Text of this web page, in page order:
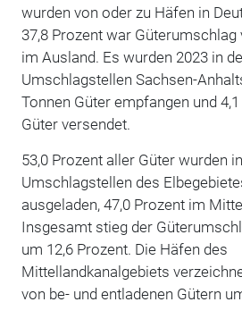
wurden von oder zu Häfen in
37,8 Prozent war
im Ausland. Es wurden 2023 in
Umschlagstellen Sachsen-
Tonnen Güter empfangen und
Güter versendet.
53,0 Prozent aller Güter wurden
Umschlagstellen des
ausgeladen, 47,0 Prozent im
Insgesamt stieg der
um 12,6 Prozent. Die Häfen des
Mittellandkanalgebiets
von be- und entladenen Gütern